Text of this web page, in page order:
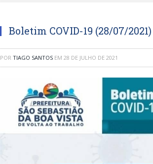
Boletim COVID-19 (28/07/2021)
POR TIAGO SANTOS EM 28 DE JULHO DE 2021